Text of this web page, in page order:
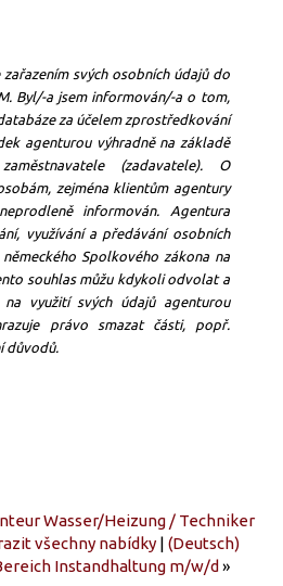
svých osobních údajů do
Byl/-a jsem informován/-a o tom,
za účelem zprostředkování
agenturou výhradně na základě
(zadavatele). O
zejména klientům agentury
informován. Agentura
využívání a předávání osobních
Spolkového zákona na
souhlas můžu kdykoli odvolat a
využití svých údajů agenturou
právo smazat části, popř.
důvodů.
Wasser/Heizung / Techniker
všechny nabídky | (Deutsch)
Instandhaltung m/w/d »